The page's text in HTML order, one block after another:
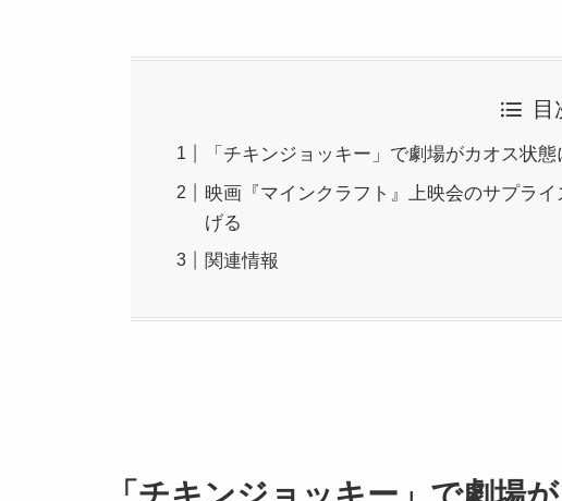
目
「チキンジョッキー」で劇場がカオス状態
映画『マインクラフト』上映会のサプラ
げる
関連情報